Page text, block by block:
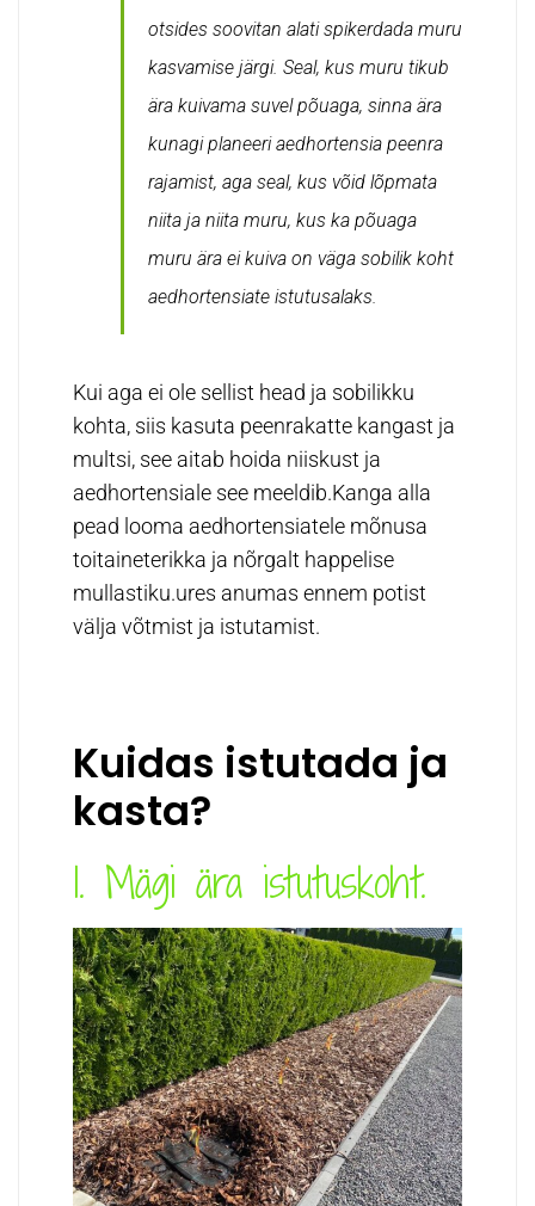
otsides soovitan alati spikerdada muru
kasvamise järgi. Seal, kus muru tikub
ära kuivama suvel põuaga, sinna ära
kunagi planeeri aedhortensia peenra
rajamist, aga seal, kus võid lõpmata
niita ja niita muru, kus ka põuaga
muru ära ei kuiva on väga sobilik koht
aedhortensiate istutusalaks.
Kui aga ei ole sellist head ja sobilikku
kohta, siis kasuta peenrakatte kangast ja
multsi, see aitab hoida niiskust ja
aedhortensiale see meeldib.Kanga alla
pead looma aedhortensiatele mõnusa
toitaineterikka ja nõrgalt happelise
mullastiku.ures anumas ennem potist
välja võtmist ja istutamist.
Kuidas istutada ja
kasta?
1. Mägi ära istutuskoht.